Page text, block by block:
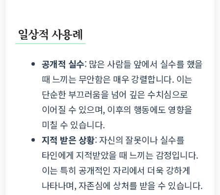
일상적 사용례
공개적 실수: 많은 사람들 앞에서 실수를 했을
때 느끼는 무안함은 매우 강렬합니다. 이는
단순한 부끄러움을 넘어 깊은 수치심으로
이어질 수 있으며, 이후의 행동에도 영향을
미칠 수 있습니다.
지적 받은 상황: 자신의 잘못이나 실수를
타인에게 지적받았을 때 느끼는 감정입니다.
이는 특히 공개적인 자리에서 더욱 강하게
나타나며, 자존심에 상처를 받을 수 있습니다.